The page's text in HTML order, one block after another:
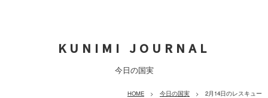
KUNIMI JOURNAL
今日の国実
HOME > 今日の国実 > 2月14日のレスキュー